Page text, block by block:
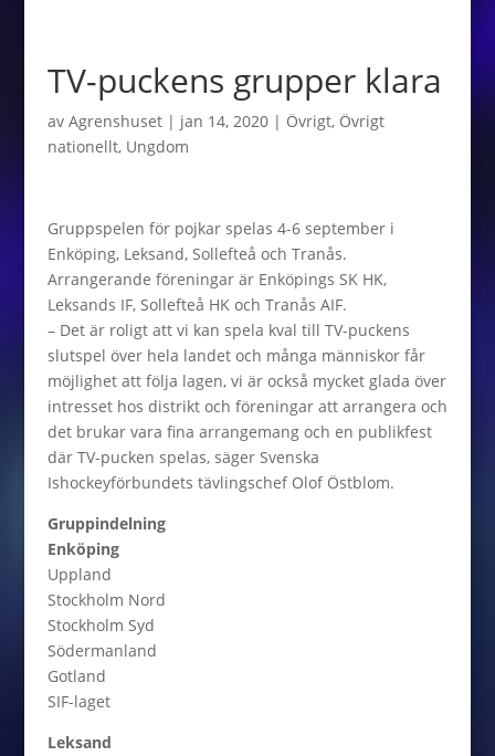
TV-puckens grupper klara
av Agrenshuset| jan 14, 2020| Övrigt, Övrigt
nationellt, Ungdom
Gruppspelen för pojkar spelas 4-6 september i
Enköping, Leksand, Sollefteå och Tranås.
Arrangerande föreningar är Enköpings SK HK,
Leksands IF, Sollefteå HK och Tranås AIF.
– Det är roligt att vi kan spela kval till TV-puckens
slutspel över hela landet och många människor får
möjlighet att följa lagen, vi är också mycket glada över
intresset hos distrikt och föreningar att arrangera och
det brukar vara fina arrangemang och en publikfest
där TV-pucken spelas, säger Svenska
Ishockeyförbundets tävlingschef Olof Östblom.
Gruppindelning
Enköping
Uppland
Stockholm Nord
Stockholm Syd
Södermanland
Gotland
SIF-laget
Leksand